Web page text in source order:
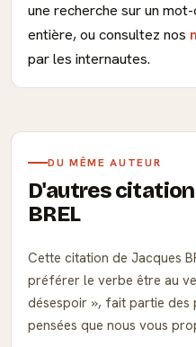
une recherche sur un
entière, ou consultez nos
par les internautes.
DU MÊME AUTEUR
D'autres
BREL
Cette citation de Jacques
préférer le verbe être au
désespoir , fait partie des
pensées que nous vous